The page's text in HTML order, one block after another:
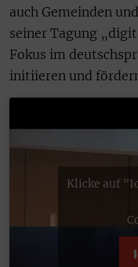
auch Gemeinden
seiner Tagung
Fokus im
initiieren und
Klicke auf